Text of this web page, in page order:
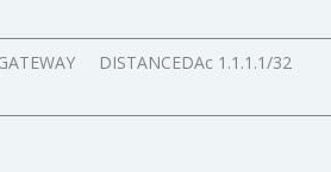
GATEWAY DISTANCEDAc